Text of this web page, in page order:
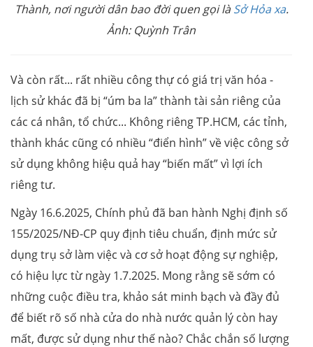
Thành, nơi người dân bao đời quen gọi làSở Hỏa xa.
Ảnh: Quỳnh Trân
Và còn rất... rất nhiều công thự có giá trị văn hóa -
lịch sử khác đã bị “úm ba la” thành tài sản riêng của
các cá nhân, tổ chức... Không riêng TP.HCM, các tỉnh,
thành khác cũng có nhiều “điển hình” về việc công sở
sử dụng không hiệu quả hay “biến mất” vì lợi ích
riêng tư.
Ngày 16.6.2025, Chính phủ đã ban hành Nghị định số
155/2025/NĐ-CP quy định tiêu chuẩn, định mức sử
dụng trụ sở làm việc và cơ sở hoạt động sự nghiệp,
có hiệu lực từ ngày 1.7.2025. Mong rằng sẽ sớm có
những cuộc điều tra, khảo sát minh bạch và đầy đủ
để biết rõ số nhà cửa do nhà nước quản lý còn hay
mất, được sử dụng như thế nào? Chắc chắn số lượng